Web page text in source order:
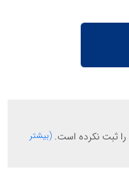
را ثبت نکرده است. (بیشتر